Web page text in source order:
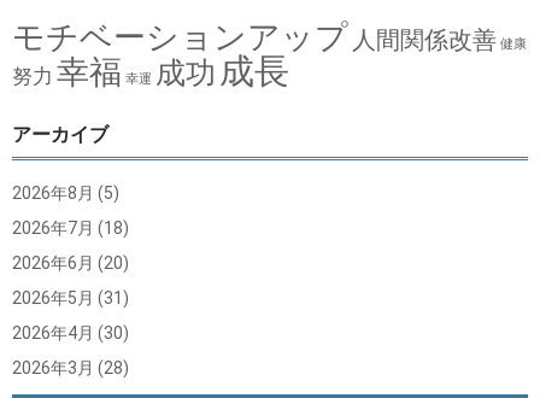
モチベーションアップ 人間関係改善 健康
努力 幸福 幸運 成功 成長
アーカイブ
2026年8月 (5)
2026年7月 (18)
2026年6月 (20)
2026年5月 (31)
2026年4月 (30)
2026年3月 (28)